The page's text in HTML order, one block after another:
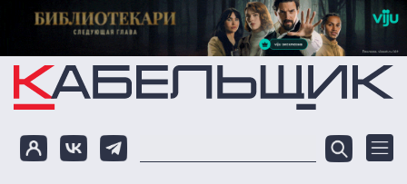
Перейти к основному содержанию